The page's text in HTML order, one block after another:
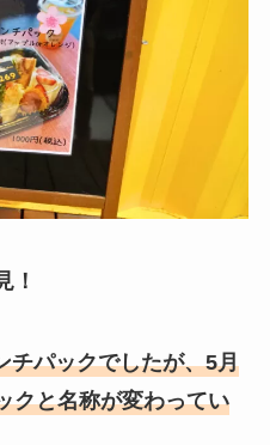
！
パックでしたが、5月
クと名称が変わってい